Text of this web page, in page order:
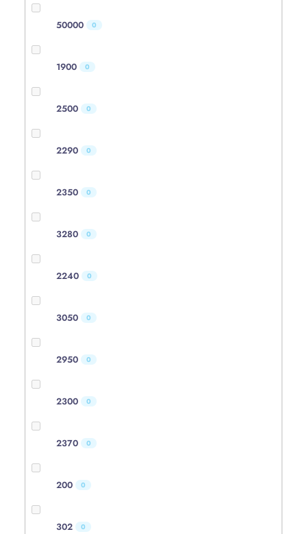
50000 0
1900 0
2500 0
2290 0
2350 0
3280 0
2240 0
3050 0
2950 0
2300 0
2370 0
200 0
302 0